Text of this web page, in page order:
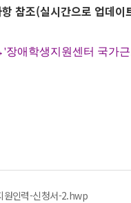
참조(실시간으로 업데이
애학생지원센터 국가근
원인력-신청서-2.hwp